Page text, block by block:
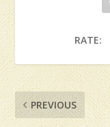
RATE:
PREVIOUS